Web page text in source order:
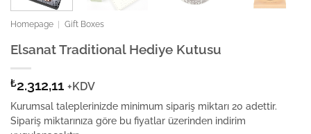
Homepage Gift Boxes
Elsanat Traditional Hediye Kutusu
₺2.312,11 +KDV
Kurumsal taleplerinizde minimum sipariş miktarı 20 adettir.
Sipariş miktarınıza göre bu fiyatlar üzerinden indirim